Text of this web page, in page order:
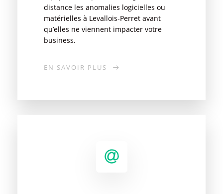
distance les anomalies logicielles ou
matérielles à Levallois-Perret avant
qu’elles ne viennent impacter votre
business.
EN SAVOIR PLUS